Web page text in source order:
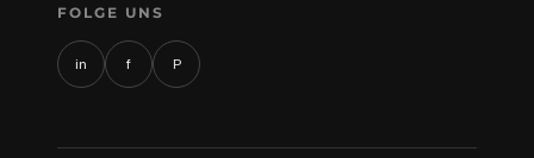
FOLGE UNS
in f P